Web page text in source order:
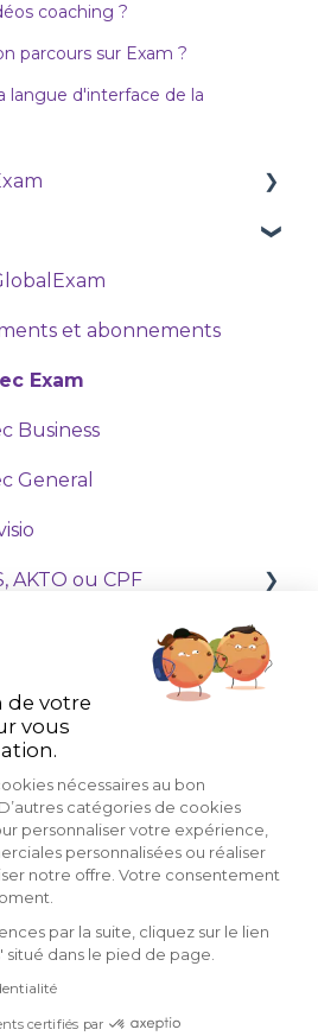
coaching ?
parcours sur Exam ?
langue d'interface de la
?
cours en visio
et abonnements
Exam
Business
General
AKTO ou CPF
administrateur
l'espace Administrateur
suivre mes apprenants ?
sur la plateforme
✅Dernière mise à jour :jeudi
18 juin 2026
de votre
vous
nécessaires au bon
catégories de cookies
personnaliser votre expérience,
personnalisées ou réaliser
notre offre. Votre consentement
par la suite, cliquez sur le lien
dans le pied de page.
certifiés par